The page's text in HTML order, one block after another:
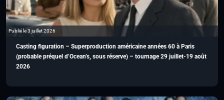
Publié le 3 juillet 2026
Casting figuration – Superproduction américaine années 60 à Paris
(probable préquel d’Ocean’s, sous réserve) – tournage 29 juillet-19 août
2026